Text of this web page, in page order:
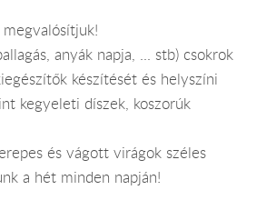
anyák napja, ... stb) csokrok
készítését és helyszíni
kegyeleti díszek, koszorúk
és vágott virágok széles
a hét minden napján!